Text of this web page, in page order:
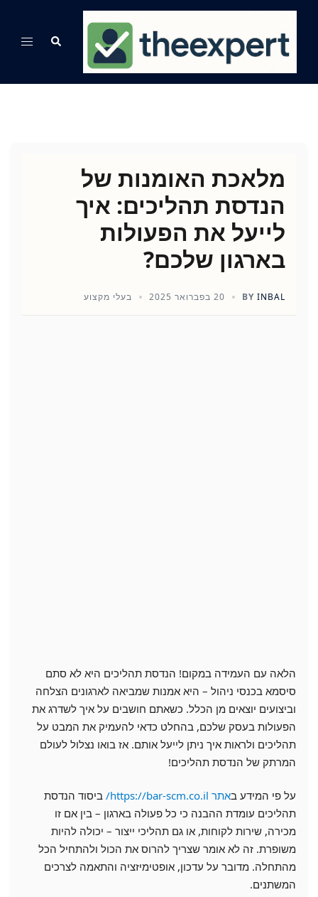
content
Search
Toggle
מלאכת האומנות של
הנדסת תהליכים: איך
לייעל את הפעולות
בארגון שלכם?
BY INBAL 20 בפברואר 2025 בעלי מקצוע
הלאה עם העמידה במקום! הנדסת תהליכים היא לא סתם
סיסמא בכנסי ניהול – היא אמנות שמביאה לארגונים הצלחה
וביצועים יוצאים מן הכלל. כשאתם חושבים על איך לשדרג את
הפעולות בעסק שלכם, בהחלט כדאי להעמיק את המבט על
תהליכים ולראות איך ניתן לייעל אותם. אז בואו נצלול לעולם
המרתק של הנדסת תהליכים!
על פי המידע באתר https://bar-scm.co.il/
ביסוד הנדסת
תהליכים עומדת ההבנה כי כל פעולה בארגון – בין אם זו
מכירה, שירות לקוחות, או גם תהליכי ייצור – יכולה להיות
משופרת. זה לא אומר שצריך להרוס את הכול ולהתחיל הכל
מהתחלה. מדובר על עדכון, אופטימיזציה והתאמה לצרכים
המשתנים.